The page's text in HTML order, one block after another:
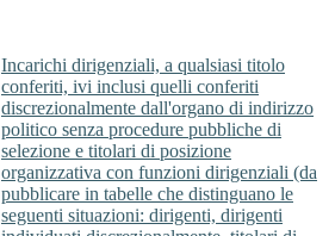
Incarichi dirigenziali, a qualsiasi titolo
conferiti, ivi inclusi quelli conferiti
discrezionalmente dall'organo di indirizzo
politico senza procedure pubbliche di
selezione e titolari di posizione
organizzativa con funzioni dirigenziali (da
pubblicare in tabelle che distinguano le
seguenti situazioni: dirigenti, dirigenti